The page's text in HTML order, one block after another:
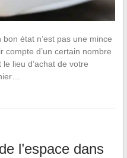
état n’est pas une mince
compte d’un certain nombre
le lieu d’achat de votre
l’espace dans